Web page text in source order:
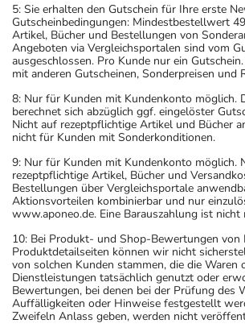
5: Sie erhalten den Gutschein für Ihre erste
Gutscheinbedingungen: Mindestbestellwert
Artikel, Bücher und Bestellungen von
Angeboten via Vergleichsportalen sind vom
ausgeschlossen. Pro Kunde nur ein
mit anderen Gutscheinen, Sonderpreisen und
8: Nur für Kunden mit Kundenkonto möglich.
berechnet sich abzüglich ggf. eingelöster
Nicht auf rezeptpflichtige Artikel und Bücher
nicht für Kunden mit Sonderkonditionen.
9: Nur für Kunden mit Kundenkonto möglich.
rezeptpflichtige Artikel, Bücher und
Bestellungen über Vergleichsportale
Aktionsvorteilen kombinierbar und nur
www.aponeo.de. Eine Barauszahlung ist nicht
10: Bei Produkt- und Shop-Bewertungen von
Produktdetailseiten können wir nicht
von solchen Kunden stammen, die die Waren
Dienstleistungen tatsächlich genutzt oder
Bewertungen, bei denen bei der Prüfung des
Auffälligkeiten oder Hinweise festgestellt
Zweifeln Anlass geben, werden nicht